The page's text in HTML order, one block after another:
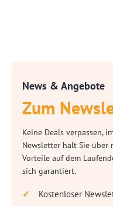
News & Angebote
Zum
Keine Deals verpassen,
Newsletter hält Sie über
Vorteile auf dem
sich garantiert.
Kostenloser